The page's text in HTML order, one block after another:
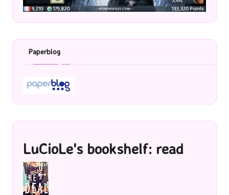
Paperblog
LuCioLe's bookshelf: read